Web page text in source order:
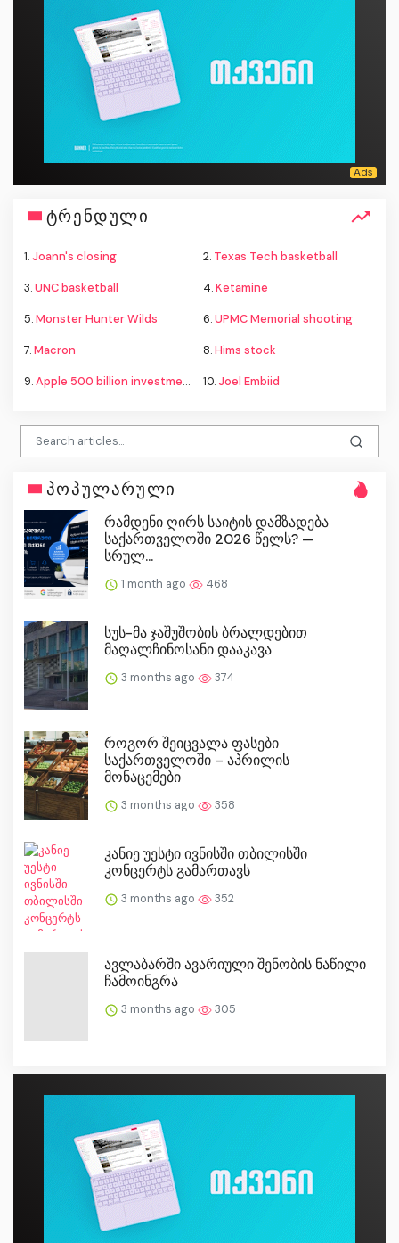
ტრენდული
1.Joann's closing 2. Texas Tech basketball
3.UNC basketball 4.Ketamine
5.Monster Hunter Wilds 6.UPMC Memorial shooting
7.Macron 8.Hims stock
9.Apple 500 billion investment 10.Joel Embiid
პოპულარული
რამდენი ღირს საიტის დამზადება
საქართველოში 2026 წელს? —
სრულ...
1 month ago 468
სუს-მა ჯაშუშობის ბრალდებით
მაღალჩინოსანი დააკავა
3 months ago 374
როგორ შეიცვალა ფასები
საქართველოში – აპრილის
მონაცემები
3 months ago 358
კანიე უესტი ივნისში თბილისში
კონცერტს გამართავს
3 months ago 352
ავლაბარში ავარიული შენობის ნაწილი
ჩამოინგრა
3 months ago 305